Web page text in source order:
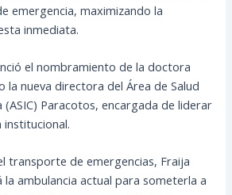
emergencia, maximizando la
inmediata.
el nombramiento de la doctora
la nueva directora del Área de Salud
Paracotos, encargada de liderar
transporte de emergencias, Fraija
ambulancia actual para someterla a